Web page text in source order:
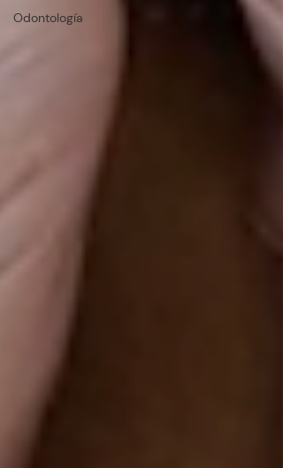
Odontología